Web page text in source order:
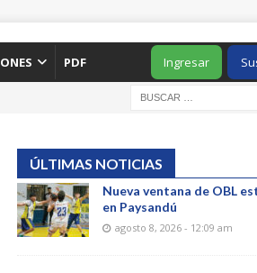
PDF Ingresar
ÚLTIMAS NOTICIAS
Nueva ventana de OBL
en Paysandú
agosto 8, 2026 - 12:09 am